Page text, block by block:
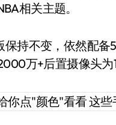
相关主题。
持不变，依然配备
万+后置摄像头